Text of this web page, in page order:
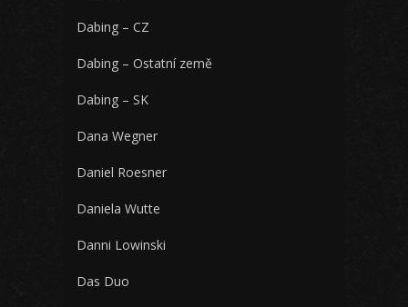
Dabing – CZ
Dabing – Ostatní země
Dabing – SK
Dana Wegner
Daniel Roesner
Daniela Wutte
Danni Lowinski
Das Duo